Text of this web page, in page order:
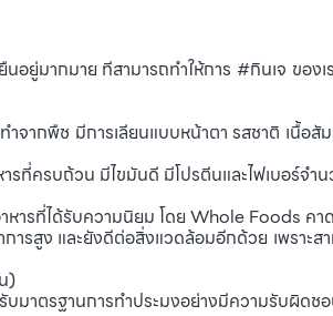
ากมาย ทีสามารถทำให้การ #กินเจ ของเร
พืช มีการเลียนแบบหน้าตา รสชาติ เนื้อสัม
ครบถ้วน มีไขมันดี มีโปรตีนและไฟเบอร์จำน
รที่ได้รับความนิยม โดย Whole Foods คา
ง และยังดีต่อสิ่งแวดล้อมอีกด้วย เพราะสา
)
าตรฐานการทำประมงอย่างมีความรับผิดช